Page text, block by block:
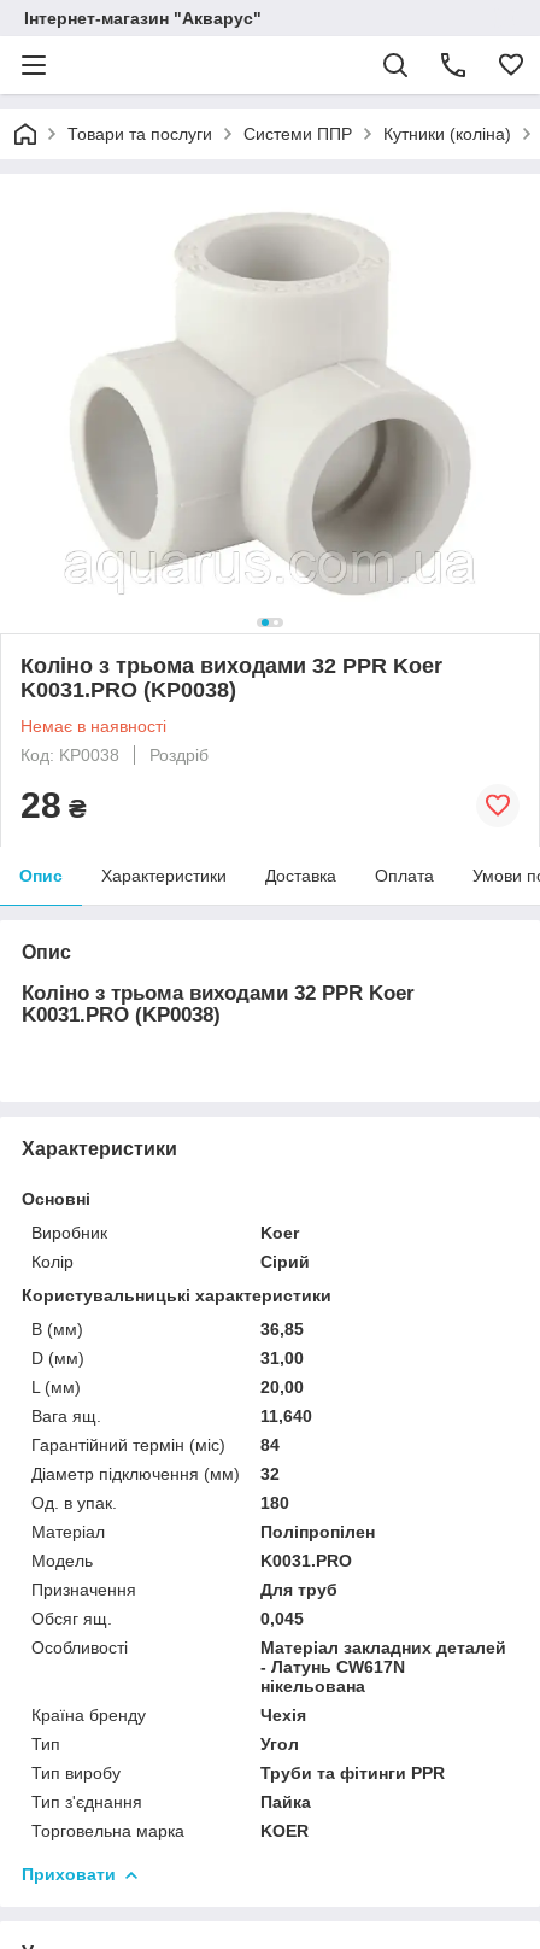
Інтернет-магазин "Акварус"
Товари та послуги Системи ППР Кутники (коліна)
Коліно з трьома виходами 32 PPR Koer
K0031.PRO (KP0038)
Немає в наявності
Код: KP0038
Роздріб
28 ₴
Опис Характеристики Доставка Оплата Умови
Опис
Коліно з трьома виходами 32 PPR Koer
K0031.PRO (KP0038)
Характеристики
Основні
Виробник
Koer
Колір
Сірий
Користувальницькі характеристики
B (мм)
36,85
D (мм)
31,00
L (мм)
20,00
Вага ящ.
11,640
Гарантійний термін (міс)
84
Діаметр підключення (мм)
32
Од. в упак.
180
Матеріал
Поліпропілен
Мoдель
K0031.PRO
Призначення
Для труб
Обсяг ящ.
0,045
Особливості
Матеріал закладних деталей
- Латунь CW617N
нікельована
Країна бренду
Чехія
Тип
Угол
Тип виробу
Труби та фітинги PPR
Тип з'єднання
Пайка
Торговельна марка
KOER
Приховати